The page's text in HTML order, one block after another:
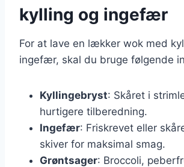
kylling og ingefær
For at lave en lækker wok med
ingefær, skal du bruge følgende
Kyllingebryst: Skåret i
hurtigere tilberedning.
Ingefær: Friskrevet eller
skiver for maksimal smag.
Grøntsager: Broccoli,